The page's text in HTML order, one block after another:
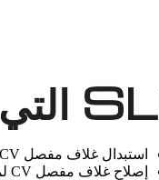
استبدال غلاف مفصل CV لمرسيدس-بنز SLK300
إصلاح غلاف مفصل CV لمرسيدس-بنز SLK300